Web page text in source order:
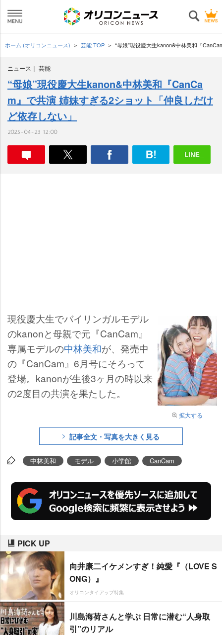
ホーム (オリコンニュース) 芸能 TOP “母娘”現役慶大生kanon&中林美和『
ニュース 芸能
“母娘”現役慶大生kanon&中林美和『CanCa
m』で共演 姉妹すぎる2ショット「仲良しだけ
ど依存しない」
2025-04-23 12:00
拡大する
現役慶大生でバイリンガルモデル
のkanonと母親で元『CanCam』
専属モデルの中林美和が、発売中
の『CanCam』6月号にそろって
登場。kanonが生後3ヶ月の時以来
の2度目の共演を果たした。
記事全文・写真を大きく見る
中林美和 モデル 小学館 CanCam
PICK UP
向井康二イケメンすぎ！純愛『（LOVE S
ONG）』
オリコンタイアップ特集
川島海荷さんと学ぶ 日常に潜む“人身取
引”のリアル